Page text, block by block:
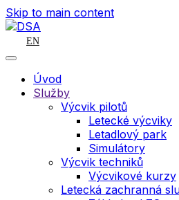
Skip to main content
EN
Úvod
Služby
Výcvik pilotů
Letecké výcviky
Letadlový park
Simulátory
Výcvik techniků
Výcvikové kurzy
Letecká zachranná